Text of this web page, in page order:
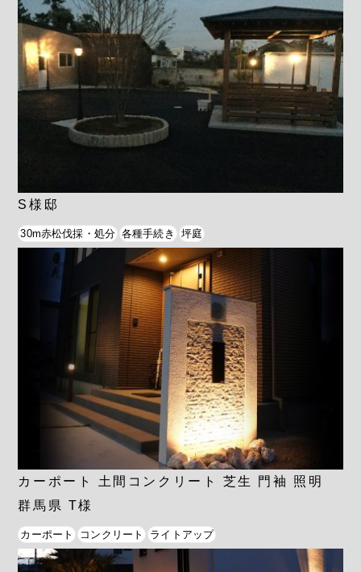
S様邸
30m赤松伐採・処分 各種手続き 坪庭
カーポート 土間コンクリート 芝生 門袖 照明
群馬県 T様
カーポート コンクリート ライトアップ